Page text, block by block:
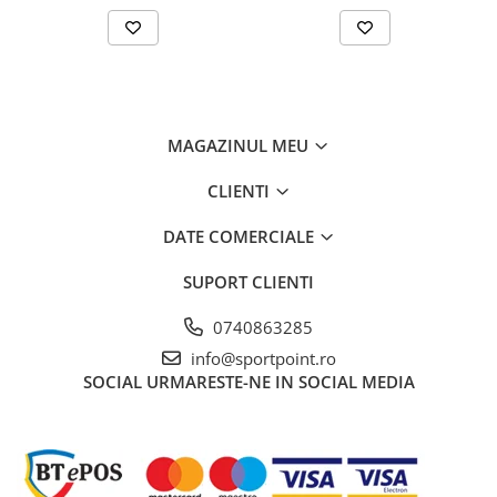
MAGAZINUL MEU
CLIENTI
DATE COMERCIALE
SUPORT CLIENTI
0740863285
info@sportpoint.ro
SOCIAL URMARESTE-NE IN SOCIAL MEDIA